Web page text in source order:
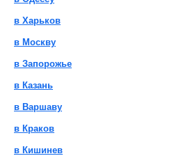
в Харьков
в Москву
в Запорожье
в Казань
в Варшаву
в Краков
в Кишинев